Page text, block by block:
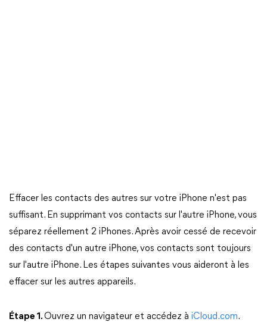
Effacer les contacts des autres sur votre iPhone n'est pas
suffisant. En supprimant vos contacts sur l'autre iPhone, vous
séparez réellement 2 iPhones. Après avoir cessé de recevoir
des contacts d'un autre iPhone, vos contacts sont toujours
sur l'autre iPhone. Les étapes suivantes vous aideront à les
effacer sur les autres appareils.
Étape 1.Ouvrez un navigateur et accédez à iCloud.com.